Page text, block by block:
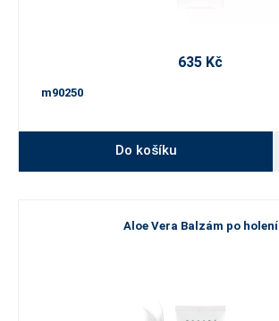
635 Kč
m90250
Do košíku
Aloe Vera Balzám po holení